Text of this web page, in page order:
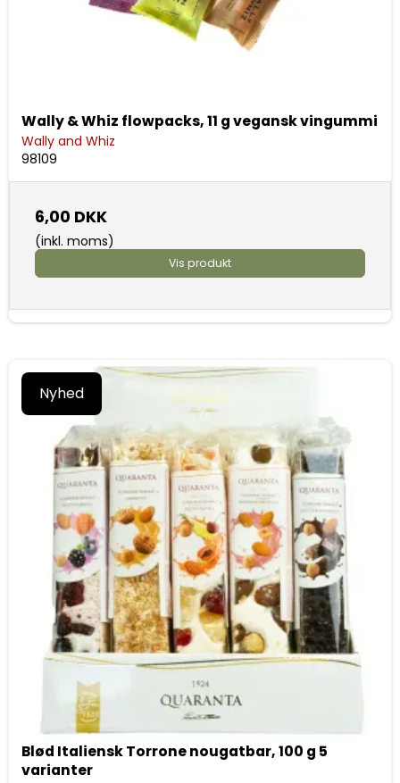
Wally & Whiz flowpacks, 11 g vegansk vingummi
Wally and Whiz
98109
6,00 DKK
(inkl. moms)
Vis produkt
Nyhed
Blød Italiensk Torrone nougatbar, 100 g 5
varianter